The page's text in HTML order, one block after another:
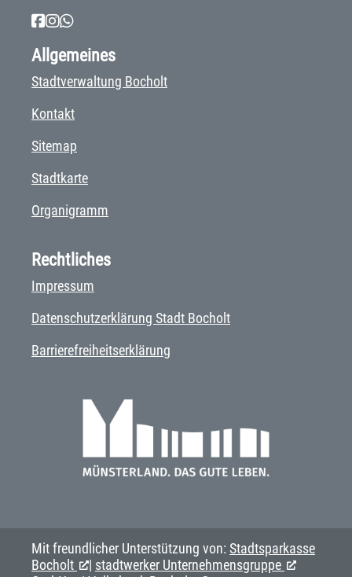
Allgemeines
Stadtverwaltung Bocholt
Kontakt
Sitemap
Stadtkarte
Organigramm
Rechtliches
Impressum
Datenschutzerklärung Stadt Bocholt
Barrierefreiheitserklärung
Mit freundlicher Unterstützung von: Stadtsparkasse
Bocholt
| stadtwerker Unternehmensgruppe